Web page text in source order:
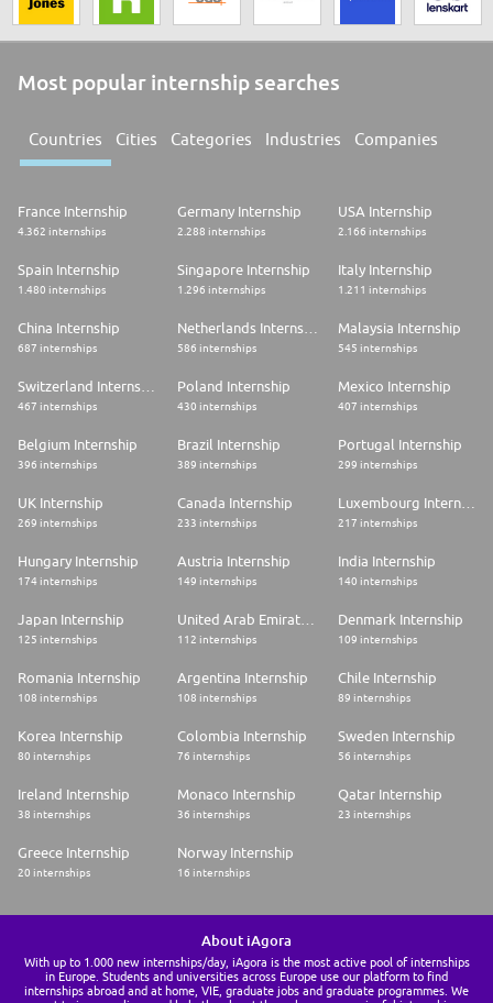
Most popular internship searches
Countries Cities Categories Industries Companies
France Internship
4.362 internships
Germany Internship
2.288 internships
USA Internship
2.166 internships
Spain Internship
1.480 internships
Singapore Internship
1.296 internships
Italy Internship
1.211 internships
China Internship
687 internships 586 internships
Malaysia Internship
545 internships
467 internships
Poland Internship
430 internships
Mexico Internship
407 internships
Belgium Internship
396 internships
Brazil Internship
389 internships
Portugal Internship
299 internships
UK Internship
269 internships
Canada Internship
233 internships
Luxembourg Internship
217 internships
Hungary Internship
174 internships
Austria Internship
149 internships
India Internship
140 internships
Japan Internship
125 internships 112 internships
Denmark Internship
109 internships
Romania Internship
108 internships
Argentina Internship
108 internships
Chile Internship
89 internships
Korea Internship
80 internships
Colombia Internship
76 internships
Sweden Internship
56 internships
Ireland Internship
38 internships
Monaco Internship
36 internships
Qatar Internship
23 internships
Greece Internship
20 internships
Norway Internship
16 internships
About iAgora
With up to 1.000 new internships/day, iAgora is the most active pool of internships
in Europe. Students and universities across Europe use our platform to find
internships abroad and at home, VIE, graduate jobs and graduate programmes. We